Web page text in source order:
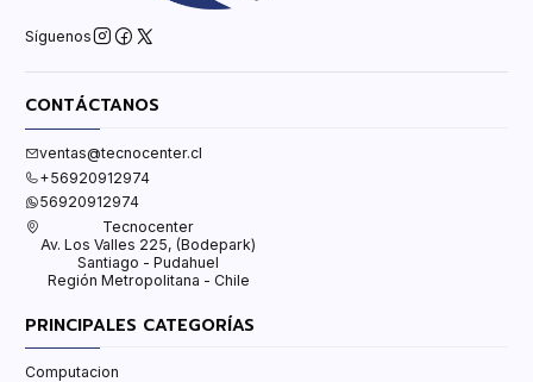
Síguenos
CONTÁCTANOS
ventas@tecnocenter.cl
+56920912974
56920912974
Tecnocenter
Av. Los Valles 225, (Bodepark)
Santiago - Pudahuel
Región Metropolitana - Chile
PRINCIPALES CATEGORÍAS
Computacion